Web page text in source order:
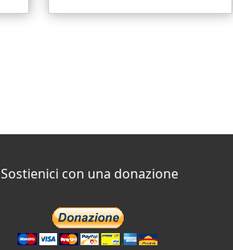
Sostienici con una donazione